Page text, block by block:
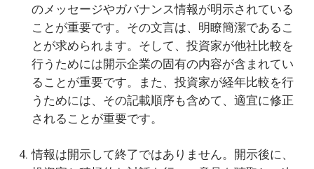
のメッセージやガバナンス情報が明示されている
ことが重要です。その文言は、明瞭簡潔であるこ
とが求められます。そして、投資家が他社比較を
行うためには開示企業の固有の内容が含まれてい
ることが重要です。また、投資家が経年比較を行
うためには、その記載順序も含めて、適宜に修正
されることが重要です。
情報は開示して終了ではありません。開示後に、